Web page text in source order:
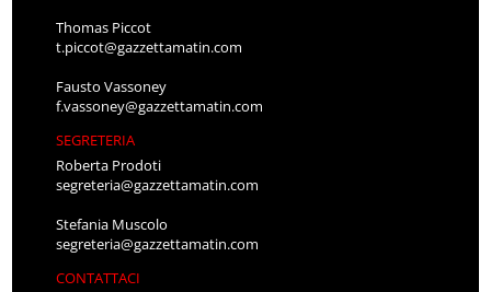
Thomas Piccot
t.piccot@gazzettamatin.com
Fausto Vassoney
f.vassoney@gazzettamatin.com
SEGRETERIA
Roberta Prodoti
segreteria@gazzettamatin.com
Stefania Muscolo
segreteria@gazzettamatin.com
CONTATTACI